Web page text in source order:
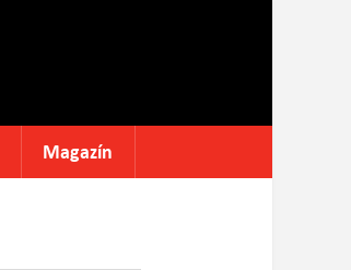
Magazín